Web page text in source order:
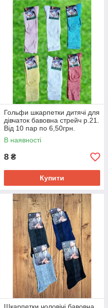
Гольфи шкарпетки дитячі для
дівчаток бавовна стрейч р.21.
Від 10 пар по 6,50грн.
В наявності
8 ₴
Купити